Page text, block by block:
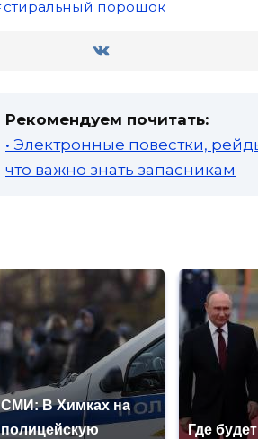
стиральный порошок
Рекомендуем почитать:
• Электронные повестки,
что важно знать запасникам
СМИ: В Химках на
полицейскую
Где